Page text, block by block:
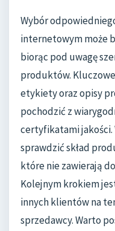
Wybór
internetowym może
biorąc pod uwagę
produktów.
etykiety oraz opisy
pochodzić z
certyfikatami jakości.
sprawdzić skład
które nie zawierają
Kolejnym krokiem
innych klientów na
sprzedawcy. Warto